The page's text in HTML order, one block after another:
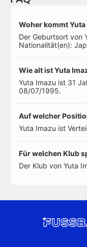
Woher kommt Yuta
Der Geburtsort von
Nationalität(en):
Wie alt ist Yuta
Yuta Imazu ist 31
08/07/1995.
Auf welcher
Yuta Imazu ist
Für welchen Klub
Der Klub von Yuta